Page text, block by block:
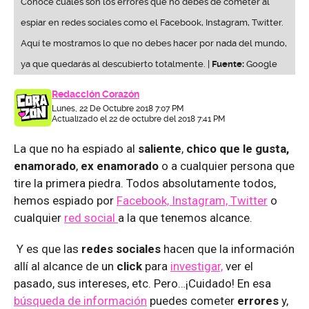
espiar en redes sociales como el Facebook, Instagram, Twitter.
Aquí te mostramos lo que no debes hacer por nada del mundo,
ya que quedarás al descubierto totalmente. | Fuente: Google
Redacción Corazón
Lunes, 22 De Octubre 2018 7:07 PM
Actualizado el 22 de octubre del 2018 7:41 PM
La que no ha espiado al saliente, chico que le gusta,
enamorado, ex enamorado o a cualquier persona que
tire la primera piedra. Todos absolutamente todos,
hemos espiado por Facebook, Instagram, Twitter o
cualquier red social a la que tenemos alcance.
Y es que las redes sociales hacen que la información
allí al alcance de un click para investigar, ver el
pasado, sus intereses, etc. Pero…¡Cuidado! En esa
búsqueda de información puedes cometer errores y,